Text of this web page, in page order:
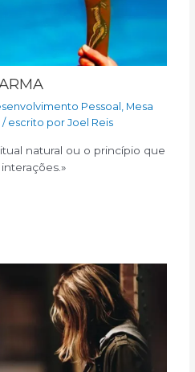
Pessoal
Mesa
/ escrito por Joel Reis
natural ou o princípio que